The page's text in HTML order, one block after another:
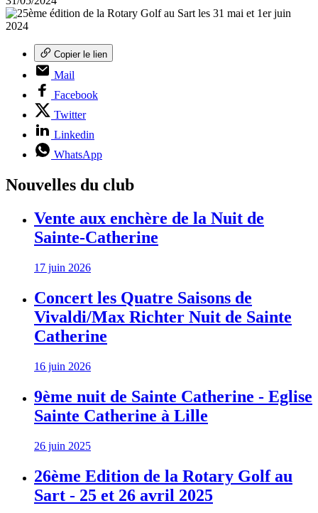
Copier le lien
Mail
Facebook
Twitter
Linkedin
WhatsApp
Nouvelles du club
Vente aux enchère de la Nuit de
Sainte-Catherine
17 juin 2026
Concert les Quatre Saisons de
Vivaldi/Max Richter Nuit de Sainte
Catherine
16 juin 2026
9ème nuit de Sainte Catherine - Eglise
Sainte Catherine à Lille
26 juin 2025
26ème Edition de la Rotary Golf au
Sart - 25 et 26 avril 2025